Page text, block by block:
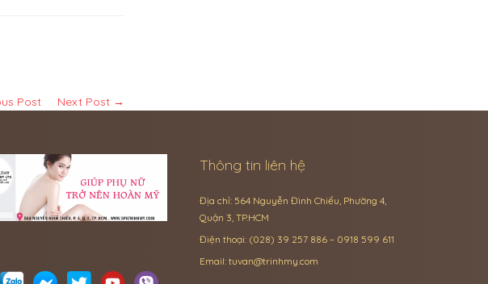
Post Next Post →
Thông tin liên hệ
Địa chỉ: 564 Nguyễn Đình Chiểu, Phường 4,
Quận 3, TP.HCM
Điện thoại: (028) 39 257 886 – 0918 599 611
Email: tuvan@trinhmy.com